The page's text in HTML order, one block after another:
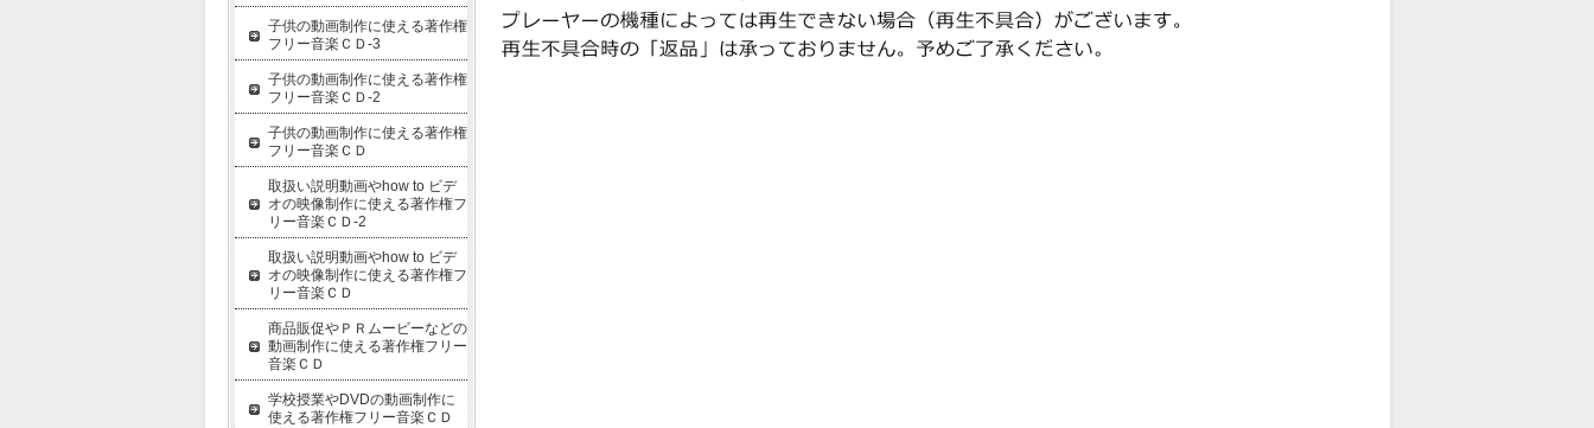
子供の動画制作に使える著作権
フリー音楽ＣＤ-3
子供の動画制作に使える著作権
フリー音楽ＣＤ-2
子供の動画制作に使える著作権
フリー音楽ＣＤ
取扱い説明動画やhow to ビデ
オの映像制作に使える著作権フ
リー音楽ＣＤ-2
取扱い説明動画やhow to ビデ
オの映像制作に使える著作権フ
リー音楽ＣＤ
商品販促やＰＲムービーなどの
動画制作に使える著作権フリー
音楽ＣＤ
学校授業やDVDの動画制作に
使える著作権フリー音楽ＣＤ